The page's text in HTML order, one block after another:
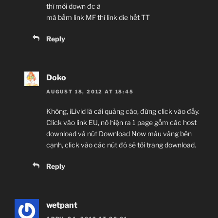
thì mới down đc à
mà bấm link MF thì link die hết TT
Reply
Doko
AUGUST 18, 2012 AT 18:45
Không, iLivid là cái quảng cáo, đừng click vào đấy.
Click vào link EU, nó hiện ra 1 page gồm các host
download và nút Download Now màu vàng bên
cạnh, click vào các nút đó sẽ tới trang download.
Reply
wetpant